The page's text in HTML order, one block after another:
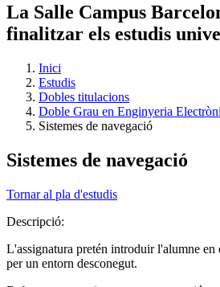
La Salle Campus
finalitzar els estudis
Inici
Estudis
Dobles titulacions
Doble Grau en Enginyeria
Sistemes de navegació
Sistemes de navegació
Tornar al pla d'estudis
Descripció:
L'assignatura pretén introduir l'alumne
per un entorn desconegut.